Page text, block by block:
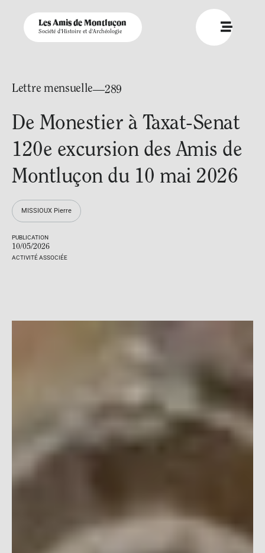
Les Amis de Montluçon
Société d'Histoire et d'Archéologie
Lettre mensuelle—289
De Monestier à Taxat-Senat
120e excursion des Amis de
Montluçon du 10 mai 2026
PUBLICATION
10/05/2026
ACTIVITÉ ASSOCIÉE
MISSIOUX Pierre